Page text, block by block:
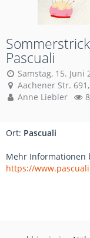
Pascuali
Samstag, 15. Juni
Aachener Str.
Anne Liebler
Ort: Pascuali
Mehr Informationen
https://